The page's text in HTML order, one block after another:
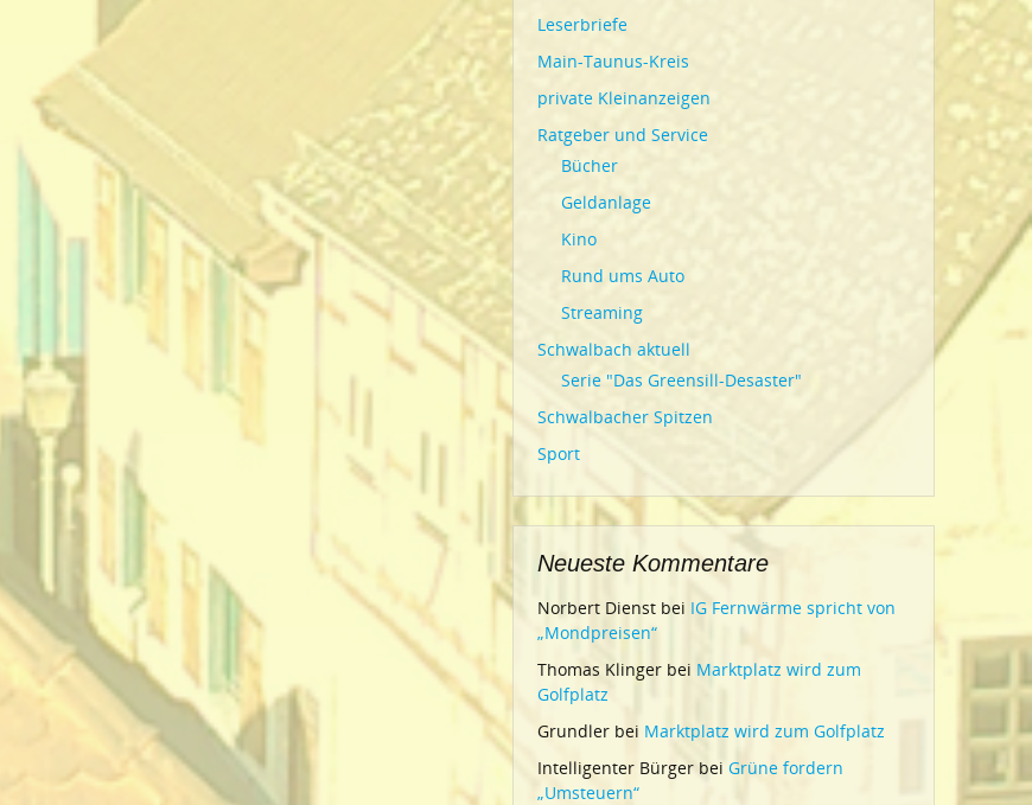
Leserbriefe
Main-Taunus-Kreis
private Kleinanzeigen
Ratgeber und Service
Bücher
Geldanlage
Kino
Rund ums Auto
Streaming
Schwalbach aktuell
Serie "Das Greensill-Desaster"
Schwalbacher Spitzen
Sport
Neueste Kommentare
Norbert Dienst bei IG Fernwärme spricht von
„Mondpreisen“
Thomas Klinger bei Marktplatz wird zum
Golfplatz
Grundler bei Marktplatz wird zum Golfplatz
Intelligenter Bürger bei Grüne fordern
„Umsteuern“